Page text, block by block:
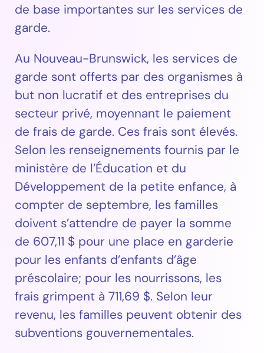
de base importantes sur les services de
garde.
Au Nouveau-Brunswick, les services de
garde sont offerts par des organismes à
but non lucratif et des entreprises du
secteur privé, moyennant le paiement
de frais de garde. Ces frais sont élevés.
Selon les renseignements fournis par le
ministère de l’Éducation et du
Développement de la petite enfance, à
compter de septembre, les familles
doivent s’attendre de payer la somme
de 607,11 $ pour une place en garderie
pour les enfants d’enfants d’âge
préscolaire; pour les nourrissons, les
frais grimpent à 711,69 $. Selon leur
revenu, les familles peuvent obtenir des
subventions gouvernementales.